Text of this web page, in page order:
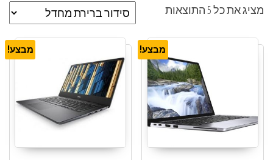
מציג את כל 5 התוצאות
מבצע! מבצע!